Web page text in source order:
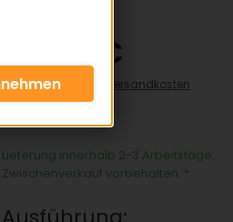
65,85 €
inkl. 19% MwSt zzgl.
Versandkosten
65,85€/pro Stück
Lieferung innerhalb 2-3 Arbeitstage.
Zwischenverkauf vorbehalten. *